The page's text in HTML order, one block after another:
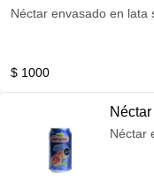
Néctar envasado en
$ 1000